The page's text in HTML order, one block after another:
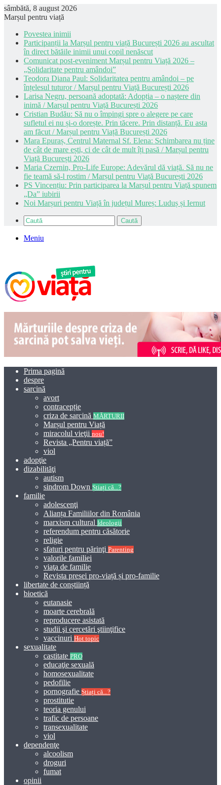
sâmbătă, 8 august 2026
Marșul pentru viață
Povestea inimii
Participanții la Marșul pentru viață București 2026 au ascultat
în direct bătăile inimii unui copil nenăscut
Comunicat post-eveniment Marșul pentru Viață 2026 –
„Solidaritate pentru amândoi”
Teodora Diana Paul: Solidaritatea pentru amândoi – pe
înțelesul tuturor / Marșul pentru Viață București 2026
Larisa Negru, persoană adoptată: Adopția – o naștere din
inimă / Marșul pentru Viață București 2026
Cristian Budău: Să nu o împingi spre o alegere pe care
sufletul ei nu și-o dorește. Prin tăcere. Prin distanță. Eu asta
am făcut / Marșul pentru Viață București 2026
Mara Epuraș, Centrul Maternal Sf. Elena: Schimbarea nu ține
de cât de mare ești, ci de cât de mult îți pasă / Marșul pentru
Viață București 2026
Maria Czernin, Pro-Life Europe: Adevărul dă viață. Să nu ne
fie teamă să-l rostim / Marșul pentru Viață București 2026
PS Vincențiu: Prin participarea la Marșul pentru Viață spunem
„Da” iubirii
Noi Marșuri pentru Viață în județul Mureș: Luduș și Iernut
Caută
Meniu
Prima pagină
despre
sarcină
avort
contracepție
criza de sarcină MĂRTURII
Marșul pentru Viață
miracolul vieţii nou!
Revista „Pentru viață”
viol
adopţie
dizabilităţi
autism
sindrom Down Știați că...?
familie
adolescenţi
Alianța Familiilor din România
marxism cultural Ideologii
referendum pentru căsătorie
religie
sfaturi pentru părinţi Parenting
valorile familiei
viaţa de familie
Revista presei pro-viață și pro-familie
libertate de conștiință
bioetică
eutanasie
moarte cerebrală
reproducere asistată
studii şi cercetări ştiinţifice
vaccinuri Hot topic
sexualitate
castitate PRO
educaţie sexuală
homosexualitate
pedofilie
pornografie Știați că...?
prostitutie
teoria genului
trafic de persoane
transexualitate
viol
dependenţe
alcoolism
droguri
fumat
opinii